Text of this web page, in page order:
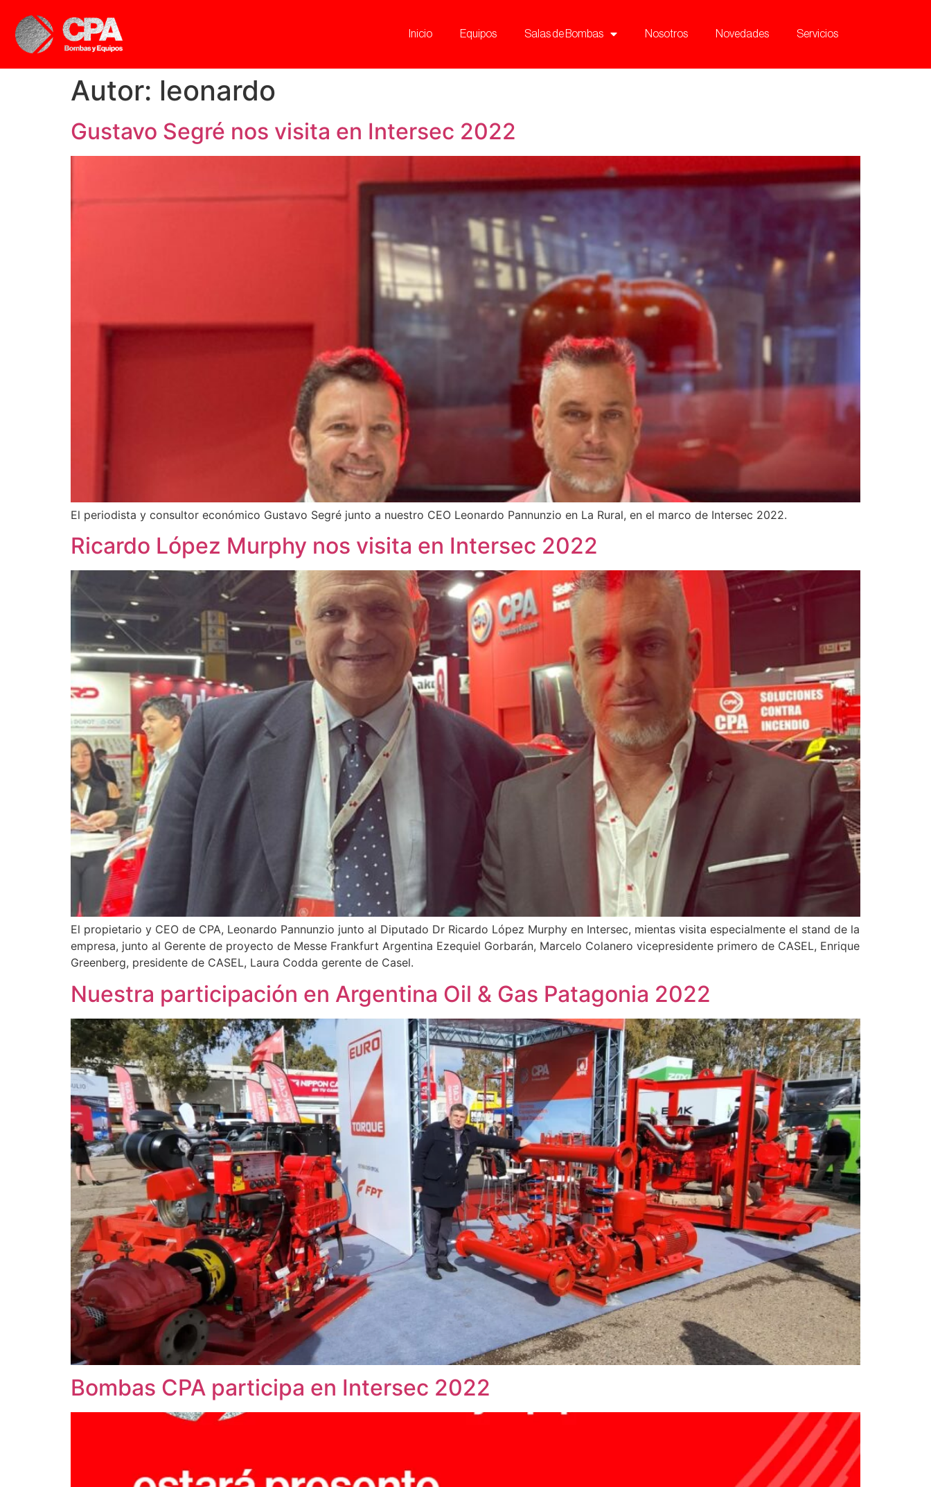
Inicio Equipos Salas de Bombas Nosotros Novedades Servicios
Autor: leonardo
Gustavo Segré nos visita en Intersec 2022
El periodista y consultor económico Gustavo Segré junto a nuestro CEO Leonardo Pannunzio en La Rural, en el marco de Intersec 2022.
Ricardo López Murphy nos visita en Intersec 2022
El propietario y CEO de CPA, Leonardo Pannunzio junto al Diputado Dr Ricardo López Murphy en Intersec, mientas visita especialmente el stand de la
empresa, junto al Gerente de proyecto de Messe Frankfurt Argentina Ezequiel Gorbarán, Marcelo Colanero vicepresidente primero de CASEL, Enrique
Greenberg, presidente de CASEL, Laura Codda gerente de Casel.
Nuestra participación en Argentina Oil & Gas Patagonia 2022
Bombas CPA participa en Intersec 2022